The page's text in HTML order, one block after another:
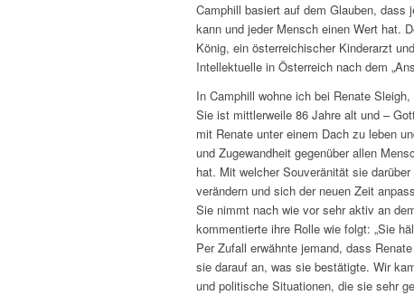
Camphill basiert auf dem Glauben, dass
kann und jeder Mensch einen Wert hat.
König, ein österreichischer Kinderarzt
Intellektuelle in Österreich nach dem
In Camphill wohne ich bei Renate
Sie ist mittlerweile 86 Jahre alt und –
mit Renate unter einem Dach zu leben
und Zugewandheit gegenüber allen
hat. Mit welcher Souveränität sie
verändern und sich der neuen Zeit
Sie nimmt nach wie vor sehr aktiv an
kommentierte ihre Rolle wie folgt: „Sie
Per Zufall erwähnte jemand, dass
sie darauf an, was sie bestätigte. Wir
und politische Situationen, die sie sehr